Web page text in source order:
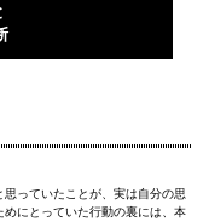
っていたことが、実は自分の思
にとっていた行動の裏には、本